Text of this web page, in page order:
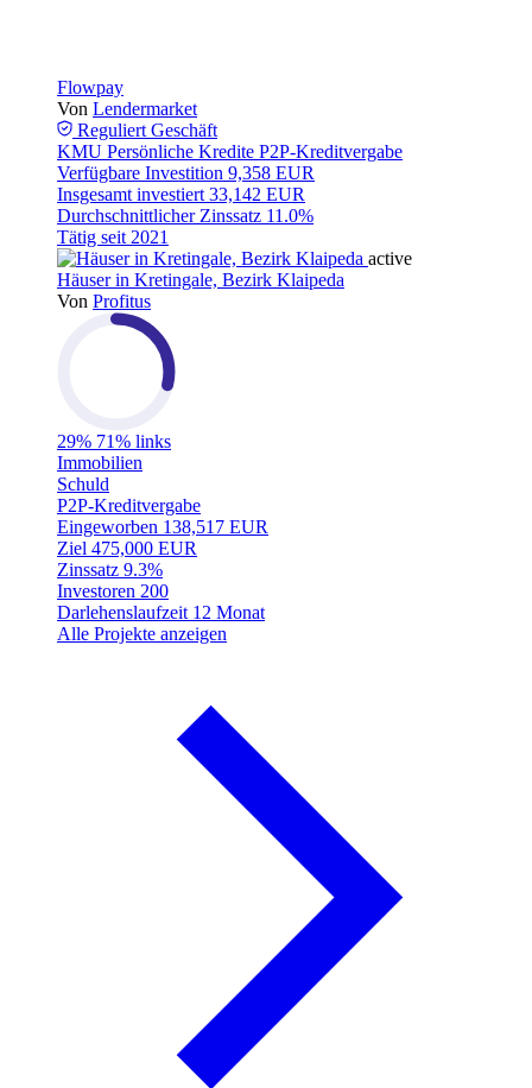
Flowpay
Von Lendermarket
Reguliert Geschäft
KMU Persönliche Kredite P2P-Kreditvergabe
Verfügbare Investition 9,358 EUR
Insgesamt investiert 33,142 EUR
Durchschnittlicher Zinssatz 11.0%
Tätig seit 2021
active
Häuser in Kretingale, Bezirk Klaipeda
Von Profitus
29% 71% links
Immobilien
Schuld
P2P-Kreditvergabe
Eingeworben 138,517 EUR
Ziel 475,000 EUR
Zinssatz 9.3%
Investoren 200
Darlehenslaufzeit 12 Monat
Alle Projekte anzeigen